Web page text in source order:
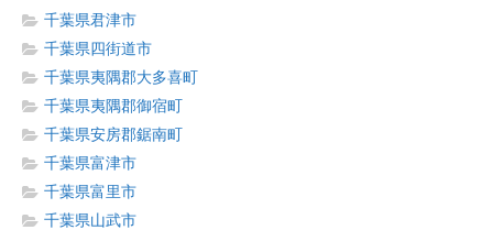
千葉県君津市
千葉県四街道市
千葉県夷隅郡大多喜町
千葉県夷隅郡御宿町
千葉県安房郡鋸南町
千葉県富津市
千葉県富里市
千葉県山武市